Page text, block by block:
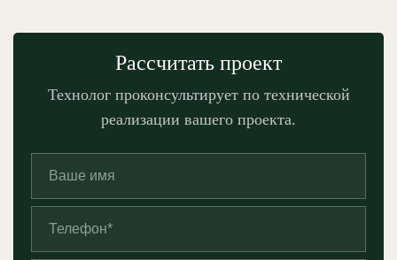
Рассчитать проект
Технолог проконсультирует по технической
реализации вашего проекта.